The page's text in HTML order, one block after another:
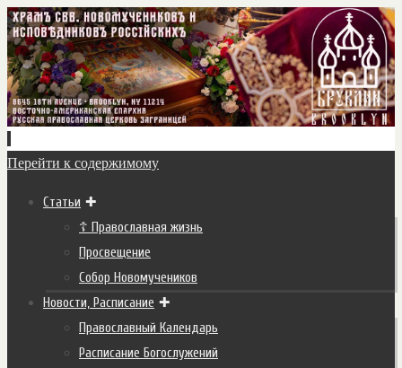
Перейти к содержимому
Статьи
☦ Православная жизнь
Просвещение
Собор Новомучеников
Новости, Расписание
Православный Календарь
Расписание Богослужений